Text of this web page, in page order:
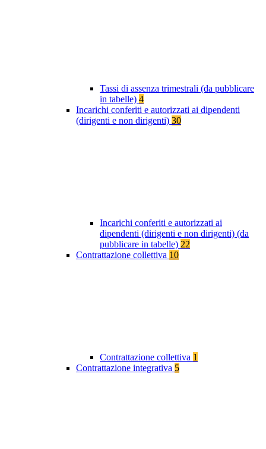
Tassi di assenza trimestrali (da pubblicare
in tabelle) 4
Incarichi conferiti e autorizzati ai dipendenti
(dirigenti e non dirigenti) 30
Incarichi conferiti e autorizzati ai
dipendenti (dirigenti e non dirigenti) (da
pubblicare in tabelle) 22
Contrattazione collettiva 10
Contrattazione collettiva 1
Contrattazione integrativa 5